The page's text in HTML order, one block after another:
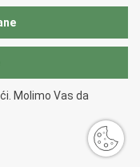
Molimo Vas da